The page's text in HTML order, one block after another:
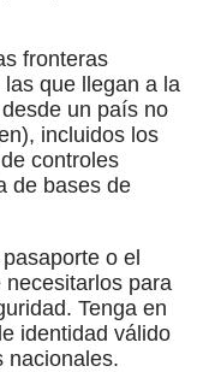
fronteras
que llegan a la
un país no
incluidos los
controles
de bases de
o el
para
Tenga en
identidad válido
nacionales.